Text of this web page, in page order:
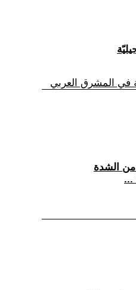
في المشرق العربي
: من الشدة
...